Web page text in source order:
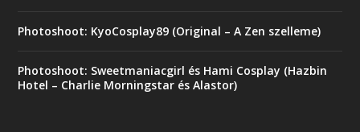
Photoshoot: KyoCosplay89 (Original – A Zen szelleme)
Photoshoot: Sweetmaniacgirl és Hami Cosplay (Hazbin
Hotel – Charlie Morningstar és Alastor)